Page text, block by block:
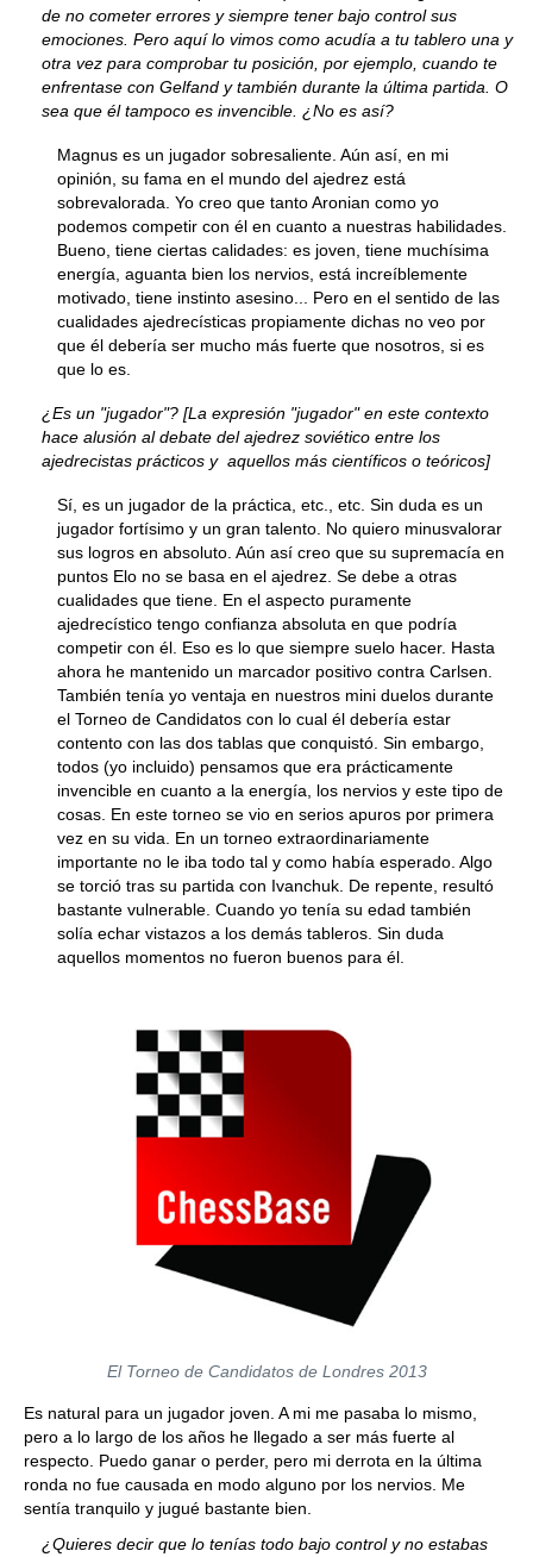
de no cometer errores y siempre tener bajo control sus
emociones. Pero aquí lo vimos como acudía a tu tablero una y
otra vez para comprobar tu posición, por ejemplo, cuando te
enfrentase con Gelfand y también durante la última partida. O
sea que él tampoco es invencible. ¿No es así?
Magnus es un jugador sobresaliente. Aún así, en mi
opinión, su fama en el mundo del ajedrez está
sobrevalorada. Yo creo que tanto Aronian como yo
podemos competir con él en cuanto a nuestras habilidades.
Bueno, tiene ciertas calidades: es joven, tiene muchísima
energía, aguanta bien los nervios, está increíblemente
motivado, tiene instinto asesino... Pero en el sentido de las
cualidades ajedrecísticas propiamente dichas no veo por
que él debería ser mucho más fuerte que nosotros, si es
que lo es.
¿Es un "jugador"? [La expresión "jugador" en este contexto
hace alusión al debate del ajedrez soviético entre los
ajedrecistas prácticos y aquellos más científicos o teóricos]
Sí, es un jugador de la práctica, etc., etc. Sin duda es un
jugador fortísimo y un gran talento. No quiero minusvalorar
sus logros en absoluto. Aún así creo que su supremacía en
puntos Elo no se basa en el ajedrez. Se debe a otras
cualidades que tiene. En el aspecto puramente
ajedrecístico tengo confianza absoluta en que podría
competir con él. Eso es lo que siempre suelo hacer. Hasta
ahora he mantenido un marcador positivo contra Carlsen.
También tenía yo ventaja en nuestros mini duelos durante
el Torneo de Candidatos con lo cual él debería estar
contento con las dos tablas que conquistó. Sin embargo,
todos (yo incluido) pensamos que era prácticamente
invencible en cuanto a la energía, los nervios y este tipo de
cosas. En este torneo se vio en serios apuros por primera
vez en su vida. En un torneo extraordinariamente
importante no le iba todo tal y como había esperado. Algo
se torció tras su partida con Ivanchuk. De repente, resultó
bastante vulnerable. Cuando yo tenía su edad también
solía echar vistazos a los demás tableros. Sin duda
aquellos momentos no fueron buenos para él.
El Torneo de Candidatos de Londres 2013
Es natural para un jugador joven. A mi me pasaba lo mismo,
pero a lo largo de los años he llegado a ser más fuerte al
respecto. Puedo ganar o perder, pero mi derrota en la última
ronda no fue causada en modo alguno por los nervios. Me
sentía tranquilo y jugué bastante bien.
¿Quieres decir que lo tenías todo bajo control y no estabas